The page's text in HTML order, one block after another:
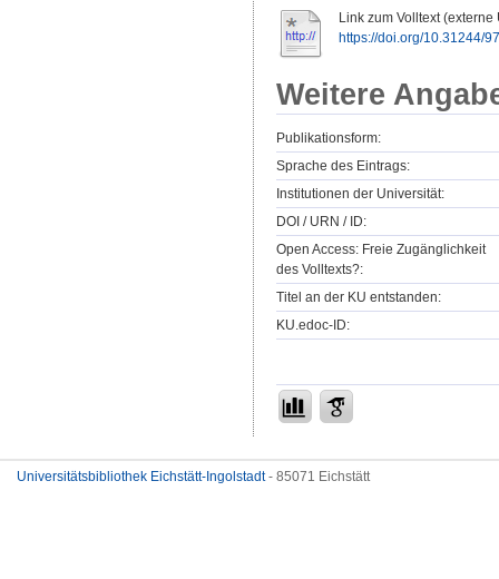
Link zum Volltext (externe
https://doi.org/10.31244/
Weitere
Publikationsform:
Sprache des Eintrags:
Institutionen der Universität:
DOI / URN / ID:
Open Access: Freie Zugänglichkeit
des Volltexts?:
Titel an der KU entstanden:
KU.edoc-ID:
Universitätsbibliothek Eichstätt-Ingolstadt- 85071 Eichstätt